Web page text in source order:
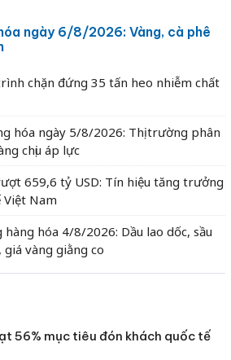
ngày 6/8/2026: Vàng, cà phê
chặn đứng 35 tấn heo nhiễm chất
hóa ngày 5/8/2026: Thị trường phân
chịu áp lực
659,6 tỷ USD: Tín hiệu tăng trưởng
Nam
hóa 4/8/2026: Dầu lao dốc, sầu
vàng giằng co
56% mục tiêu đón khách quốc tế